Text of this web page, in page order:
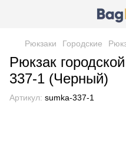
Рюкзаки Городские
Рюкзак
337-1 (Черный)
Артикул: sumka-337-1